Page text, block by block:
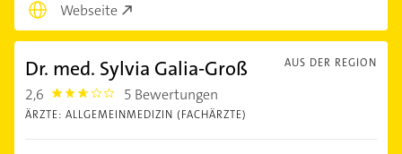
Webseite
AUS DER REGION
Dr. med. Sylvia Galia-Groß
2,6 2.6000001 5 Bewertungen
ÄRZTE: ALLGEMEINMEDIZIN (FACHÄRZTE)